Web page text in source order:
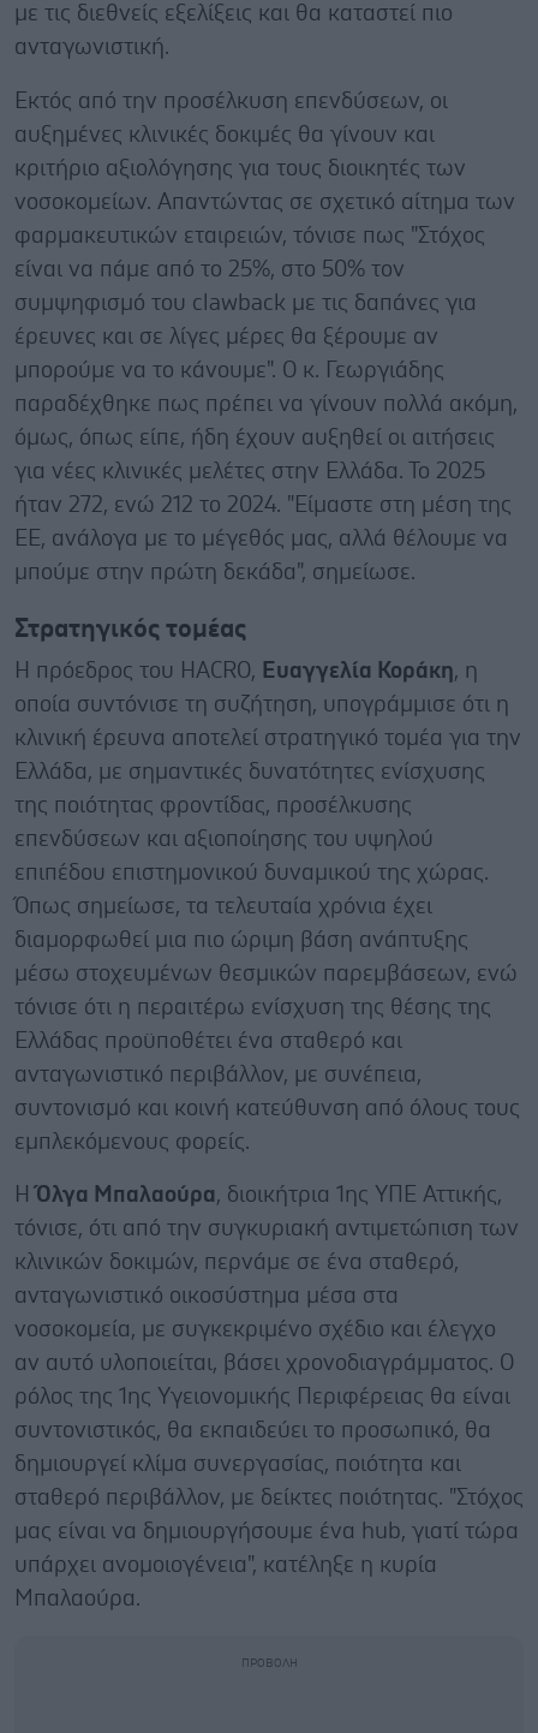
με τις διεθνείς εξελίξεις και θα καταστεί πιο
ανταγωνιστική.
Εκτός από την προσέλκυση επενδύσεων, οι
αυξημένες κλινικές δοκιμές θα γίνουν και
κριτήριο αξιολόγησης για τους διοικητές των
νοσοκομείων. Απαντώντας σε σχετικό αίτημα των
φαρμακευτικών εταιρειών, τόνισε πως "Στόχος
είναι να πάμε από το 25%, στο 50% τον
συμψηφισμό του clawback με τις δαπάνες για
έρευνες και σε λίγες μέρες θα ξέρουμε αν
μπορούμε να το κάνουμε". Ο κ. Γεωργιάδης
παραδέχθηκε πως πρέπει να γίνουν πολλά ακόμη,
όμως, όπως είπε, ήδη έχουν αυξηθεί οι αιτήσεις
για νέες κλινικές μελέτες στην Ελλάδα. Το 2025
ήταν 272, ενώ 212 το 2024. "Είμαστε στη μέση της
ΕΕ, ανάλογα με το μέγεθός μας, αλλά θέλουμε να
μπούμε στην πρώτη δεκάδα", σημείωσε.
Στρατηγικός τομέας
Η πρόεδρος του HACRO, Ευαγγελία Κοράκη, η
οποία συντόνισε τη συζήτηση, υπογράμμισε ότι η
κλινική έρευνα αποτελεί στρατηγικό τομέα για την
Ελλάδα, με σημαντικές δυνατότητες ενίσχυσης
της ποιότητας φροντίδας, προσέλκυσης
επενδύσεων και αξιοποίησης του υψηλού
επιπέδου επιστημονικού δυναμικού της χώρας.
Όπως σημείωσε, τα τελευταία χρόνια έχει
διαμορφωθεί μια πιο ώριμη βάση ανάπτυξης
μέσω στοχευμένων θεσμικών παρεμβάσεων, ενώ
τόνισε ότι η περαιτέρω ενίσχυση της θέσης της
Ελλάδας προϋποθέτει ένα σταθερό και
ανταγωνιστικό περιβάλλον, με συνέπεια,
συντονισμό και κοινή κατεύθυνση από όλους τους
εμπλεκόμενους φορείς.
ΗΌλγα Μπαλαούρα, διοικήτρια 1ης ΥΠΕ Αττικής,
τόνισε, ότι από την συγκυριακή αντιμετώπιση των
κλινικών δοκιμών, περνάμε σε ένα σταθερό,
ανταγωνιστικό οικοσύστημα μέσα στα
νοσοκομεία, με συγκεκριμένο σχέδιο και έλεγχο
αν αυτό υλοποιείται, βάσει χρονοδιαγράμματος. Ο
ρόλος της 1ης Υγειονομικής Περιφέρειας θα είναι
συντονιστικός, θα εκπαιδεύει το προσωπικό, θα
δημιουργεί κλίμα συνεργασίας, ποιότητα και
σταθερό περιβάλλον, με δείκτες ποιότητας. "Στόχος
μας είναι να δημιουργήσουμε ένα hub, γιατί τώρα
υπάρχει ανομοιογένεια", κατέληξε η κυρία
Μπαλαούρα.